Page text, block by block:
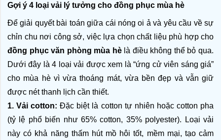
Gợi ý 4 loại vải lý tưởng cho đồng phục mùa hè
Để giải quyết bài toán giữa cái nóng oi ả và yêu cầu về sự
đồng phục văn phòng mùa hè là điều không thể bỏ qua.
Dưới đây là 4 loại vải được xem là “ứng cử viên sáng giá”
cho mùa hè vì vừa thoáng mát, vừa bền đẹp và vẫn giữ
được nét thanh lịch cần thiết.
1. Vải cotton: Đặc biệt là cotton tự nhiên hoặc cotton pha
(tỷ lệ phổ biến như 65% cotton, 35% polyester). Loại vải
này có khả năng thấm hút mồ hôi tốt, mềm mại, tạo cảm